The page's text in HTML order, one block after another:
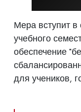
Мера вступит в
учебного
обеспечение
для учеников,